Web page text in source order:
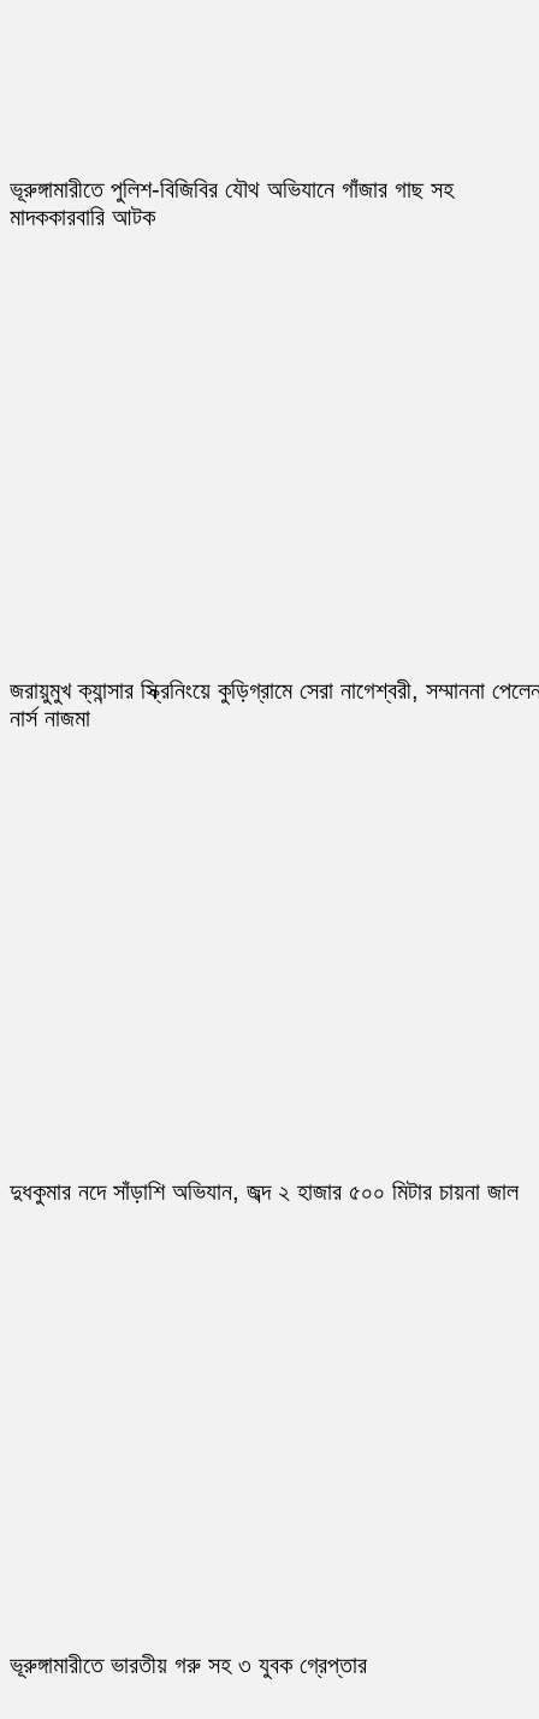
ভূরুঙ্গামারীতে পুলিশ-বিজিবির যৌথ অভিযানে গাঁজার গাছ সহ
মাদককারবারি আটক
জরায়ুমুখ ক্যান্সার স্ক্রিনিংয়ে কুড়িগ্রামে সেরা নাগেশ্বরী, সম্মাননা
নার্স নাজমা
দুধকুমার নদে সাঁড়াশি অভিযান, জব্দ ২ হাজার ৫০০ মিটার চায়না জাল
ভূরুঙ্গামারীতে ভারতীয় গরু সহ ৩ যুবক গ্রেপ্তার